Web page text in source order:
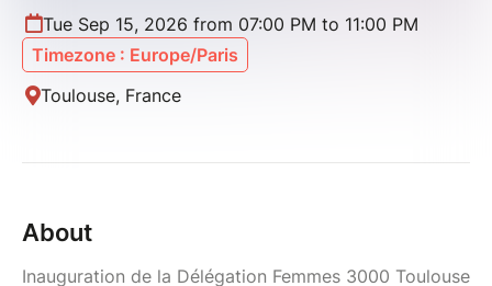
Tue Sep 15, 2026 from 07:00 PM to 11:00 PM
Timezone : Europe/Paris
Toulouse, France
About
Inauguration de la Délégation Femmes 3000 Toulouse